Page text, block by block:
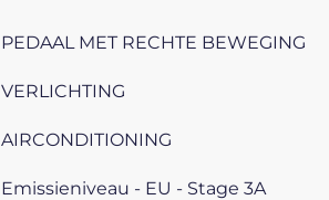
PEDAAL MET RECHTE BEWEGING
VERLICHTING
AIRCONDITIONING
Emissieniveau - EU - Stage 3A